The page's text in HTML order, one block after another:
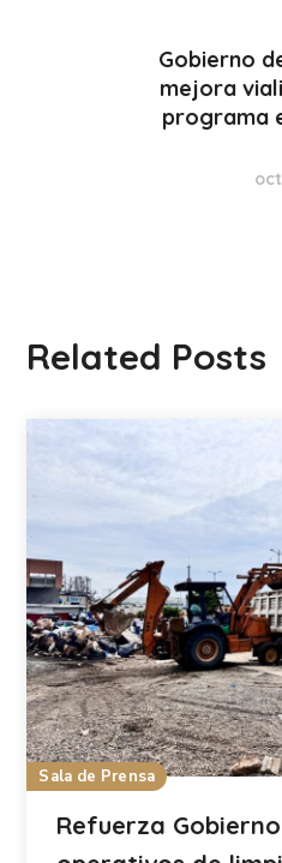
Gobierno
mejora
programa
Related Posts
Sala de Prensa
Refuerza